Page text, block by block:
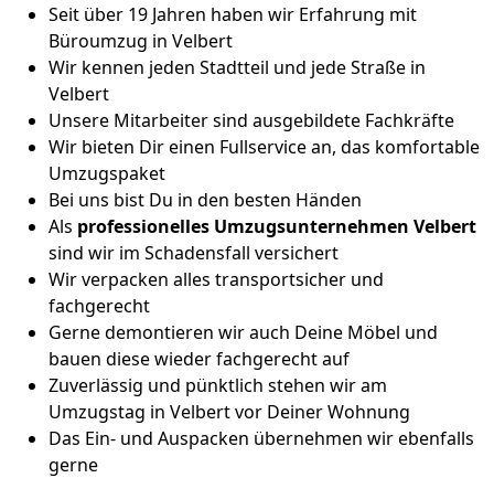
Seit über 19 Jahren haben wir Erfahrung mit
Büroumzug in Velbert
Wir kennen jeden Stadtteil und jede Straße in
Velbert
Unsere Mitarbeiter sind ausgebildete Fachkräfte
Wir bieten Dir einen Fullservice an, das komfortable
Umzugspaket
Bei uns bist Du in den besten Händen
Als professionelles Umzugsunternehmen Velbert
sind wir im Schadensfall versichert
Wir verpacken alles transportsicher und
fachgerecht
Gerne demontieren wir auch Deine Möbel und
bauen diese wieder fachgerecht auf
Zuverlässig und pünktlich stehen wir am
Umzugstag in Velbert vor Deiner Wohnung
Das Ein- und Auspacken übernehmen wir ebenfalls
gerne